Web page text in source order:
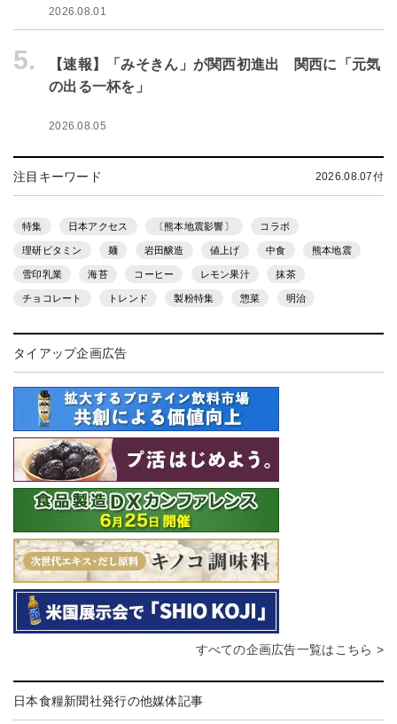
2026.08.01
5.
【速報】「みそきん」が関西初進出 関西に「元気
の出る一杯を」
2026.08.05
注目キーワード 2026.08.07付
特集 日本アクセス 〔熊本地震影響〕 コラボ
理研ビタミン 麺 岩田醸造 値上げ 中食 熊本地震
雪印乳業 海苔 コーヒー レモン果汁 抹茶
チョコレート トレンド 製粉特集 惣菜 明治
タイアップ企画広告
すべての企画広告一覧はこちら >
日本食糧新聞社発行の他媒体記事